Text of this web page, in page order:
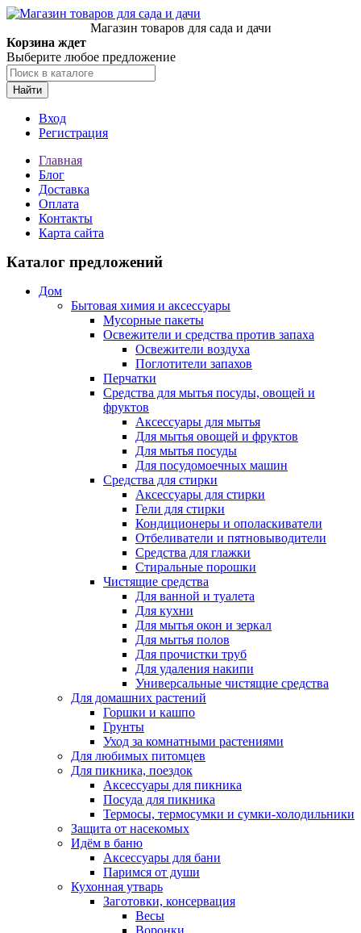
Магазин товаров для сада и дачи
Корзина ждет
Выберите любое предложение
Найти
Вход
Регистрация
Главная
Блог
Доставка
Оплата
Контакты
Карта сайта
Каталог предложений
Дом
Бытовая химия и аксессуары
Мусорные пакеты
Освежители и средства против запаха
Освежители воздуха
Поглотители запахов
Перчатки
Средства для мытья посуды, овощей и
фруктов
Аксессуары для мытья
Для мытья овощей и фруктов
Для мытья посуды
Для посудомоечных машин
Средства для стирки
Аксессуары для стирки
Гели для стирки
Кондиционеры и ополаскиватели
Отбеливатели и пятновыводители
Средства для глажки
Стиральные порошки
Чистящие средства
Для ванной и туалета
Для кухни
Для мытья окон и зеркал
Для мытья полов
Для прочистки труб
Для удаления накипи
Универсальные чистящие средства
Для домашних растений
Горшки и кашпо
Грунты
Уход за комнатными растениями
Для любимых питомцев
Для пикника, поездок
Аксессуары для пикника
Посуда для пикника
Термосы, термосумки и сумки-холодильники
Защита от насекомых
Идём в баню
Аксессуары для бани
Паримся от души
Кухонная утварь
Заготовки, консервация
Весы
Воронки